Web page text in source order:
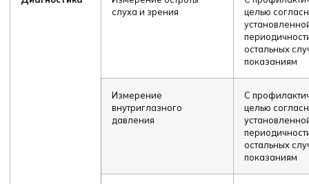
слуха и зрения
целью
остальных
показаниям
Измерение
внутриглазного
давления
С
целью
остальных
показаниям